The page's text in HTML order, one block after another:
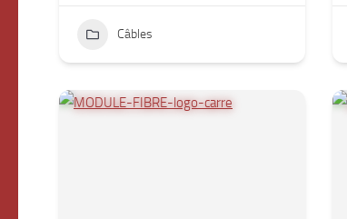
Câbles